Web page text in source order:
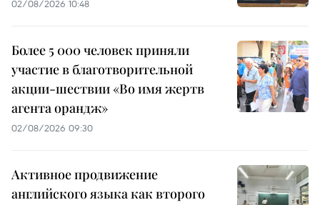
02/08/2026 10:48
Более 5 000 человек приняли
участие в благотворительной
акции-шествии «Во имя жертв
агента орандж»
02/08/2026 09:30
Активное продвижение
английского языка как второго